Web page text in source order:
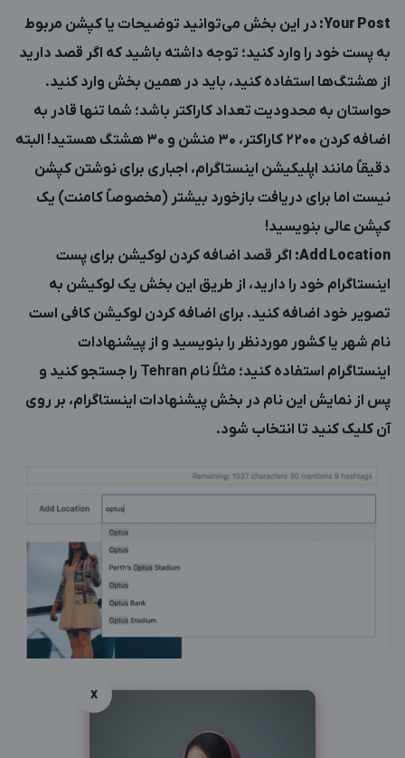
Your Post
: در این بخش می‌توانید توضیحات یا کپشن مربوط
به پست خود را وارد کنید؛ توجه داشته باشید که اگر قصد دارید
از هشتگ‌ها استفاده کنید، باید در همین بخش وارد کنید.
حواستان به محدودیت تعداد کاراکتر باشد؛ شما تنها قادر به
اضافه کردن 2200 کاراکتر، 30 منشن و 30 هشتگ هستید! البته
دقیقاً مانند اپلیکیشن اینستاگرام، اجباری برای نوشتن کپشن
نیست اما برای دریافت بازخورد بیشتر (مخصوصاً کامنت) یک
کپشن عالی بنویسید!
Add Location
: اگر قصد اضافه کردن لوکیشن برای پست
اینستاگرام خود را دارید، از طریق این بخش یک لوکیشن به
تصویر خود اضافه کنید. برای اضافه کردن لوکیشن کافی است
نام شهر یا کشور موردنظر را بنویسید و از پیشنهادات
اینستاگرام استفاده کنید؛ مثلاً نام Tehran را جستجو کنید و
پس از نمایش این نام در بخش پیشنهادات اینستاگرام، بر روی
آن کلیک کنید تا انتخاب شود.
x